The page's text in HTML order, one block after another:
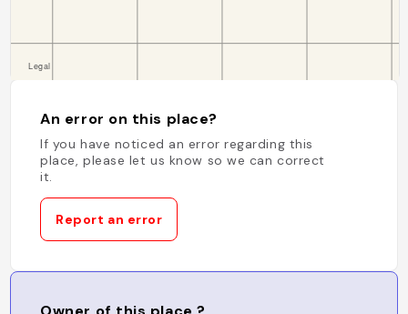
An error on this place?
If you have noticed an error regarding this
place, please let us know so we can correct
it.
Report an error